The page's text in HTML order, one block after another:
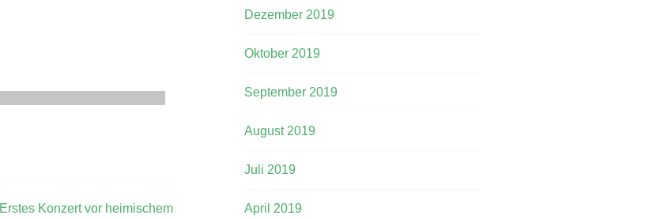
Erstes Konzert vor heimischem
Dezember 2019
Oktober 2019
September 2019
August 2019
Juli 2019
April 2019